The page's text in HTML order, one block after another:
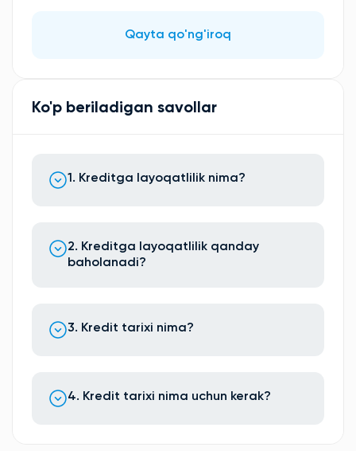
Qayta qo'ng'iroq
Ko'p beriladigan savollar
1. Kreditga layoqatlilik nima?
2. Kreditga layoqatlilik qanday
baholanadi?
3. Kredit tarixi nima?
4. Kredit tarixi nima uchun kerak?